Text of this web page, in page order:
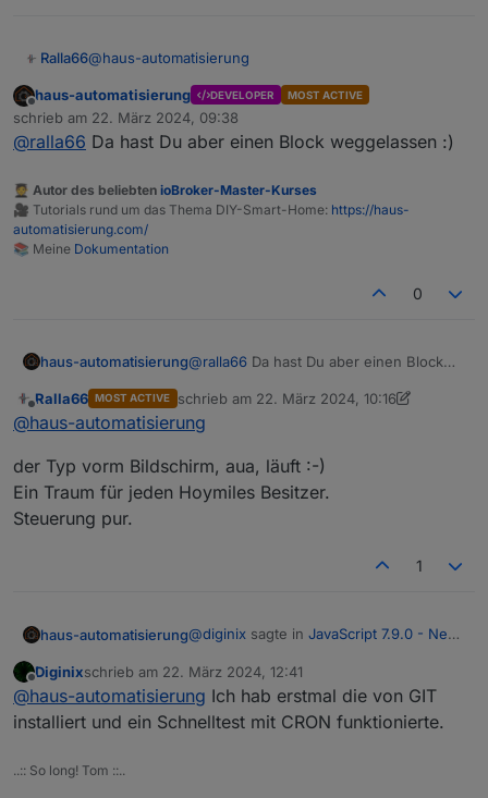
Ralla66@haus-automatisierung
nur string läuft
ohne data= code 1002, mag der Empfänger nicht.
mit data= code 1004
Offline
haus-automatisierung DEVELOPER MOST ACTIVE
schrieb am 22. März 2024, 09:38
zuletzt editiert von
@ralla66 Da hast Du aber einen Block weggelassen :)
🧑‍🎓 Autor des beliebten ioBroker-Master-Kurses
🎥 Tutorials rund um das Thema DIY-Smart-Home: https://haus-
automatisierung.com/
📚 Meine Dokumentation
0
haus-automatisierung@ralla66 Da hast Du aber einen Block
Offline
Ralla66 MOST ACTIVE schrieb am 22. März 2024, 10:16
zuletzt editiert von Ralla66
@haus-automatisierung
der Typ vorm Bildschirm, aua, läuft :-)
Ein Traum für jeden Hoymiles Besitzer.
Steuerung pur.
1
haus-automatisierung@diginix sagte in JavaScript 7.9.0 - Neue
@haus-automatisierung Ist in 7.10.x
auch schon was zu dem CRON
Ja, hatte bei der Validierung der
Offline
Diginixschrieb am 22. März 2024, 12:41
zuletzt editiert von
@haus-automatisierung Ich hab erstmal die von GIT
installiert und ein Schnelltest mit CRON funktionierte.
..:: So long! Tom ::..